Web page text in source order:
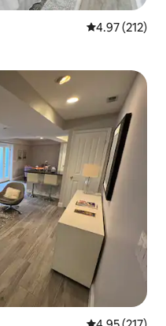
從 212 則評價
4.97 (212)